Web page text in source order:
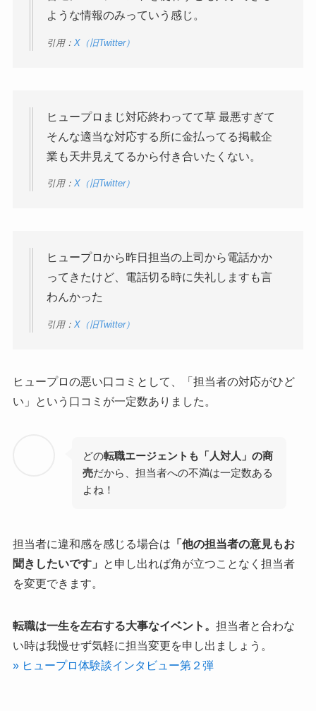
ような情報のみっていう感じ。
引用： X（旧Twitter）
ヒュープロまじ対応終わってて草 最悪すぎて
そんな適当な対応する所に金払ってる掲載企
業も天井見えてるから付き合いたくない。
引用： X（旧Twitter）
ヒュープロから昨日担当の上司から電話かか
ってきたけど、電話切る時に失礼しますも言
わんかった
引用： X（旧Twitter）
ヒュープロの悪い口コミとして、「担当者の対応がひど
い」という口コミが一定数ありました。
どの転職エージェントも「人対人」の商
売だから、担当者への不満は一定数ある
よね！
担当者に違和感を感じる場合は 「他の担当者の意見もお
聞きしたいです」
と申し出れば角が立つことなく担当者
を変更できます。
転職は一生を左右する大事なイベント。 担当者と合わな
い時は我慢せず気軽に担当変更を申し出ましょう。
» ヒュープロ体験談インタビュー第２弾